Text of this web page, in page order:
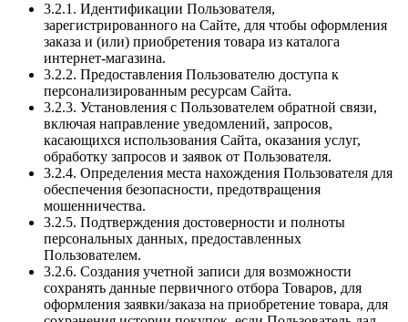
3.2.1. Идентификации Пользователя,
зарегистрированного на Сайте, для чтобы оформления
заказа и (или) приобретения товара из каталога
интернет-магазина.
3.2.2. Предоставления Пользователю доступа к
персонализированным ресурсам Сайта.
3.2.3. Установления с Пользователем обратной связи,
включая направление уведомлений, запросов,
касающихся использования Сайта, оказания услуг,
обработку запросов и заявок от Пользователя.
3.2.4. Определения места нахождения Пользователя для
обеспечения безопасности, предотвращения
мошенничества.
3.2.5. Подтверждения достоверности и полноты
персональных данных, предоставленных
Пользователем.
3.2.6. Создания учетной записи для возможности
сохранять данные первичного отбора Товаров, для
оформления заявки/заказа на приобретение товара, для